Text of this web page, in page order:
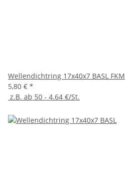
Wellendichtring 17x40x7 BASL FKM
5,80 € *
z.B. ab 50 - 4.64 €/St.